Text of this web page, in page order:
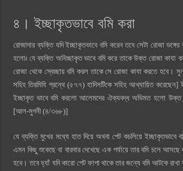
৪। ইচ্ছাকৃতভাবে বমি করা
রোজাদার ব্যক্তি যদি ইচ্ছাকৃতভাবে বমি করেন তবে সেটা রোজা
হলোঃ যে ব্যক্তি অনিচ্ছাকৃত ভাবে বমি করে তাকে উক্ত রোজা কাযা
রোজা থেকে স্বেচ্ছায় বমি করল তাকে সে রোজা কাযা করতে হবে।
সহিহ তিরমিযি গ্রন্থে (৫৭৭) হাদিসটিকে সহিহ আখ্যায়িত করেছেন]
ইচ্ছাকৃত ভাবে বমি করলো আলেমদের ঐক্যবদ্ধ অভিমত হলো উক্ত
[আল-মুগনী (৪/৩৬৮)]
যে ব্যক্তি মুখের মধ্যে হাত দিয়ে অথবা পেট কচলিয়ে ইচ্ছাকৃতভাবে
এমন কিছু শুকেছে বা বারবার দেখেছে এক পর্যায়ে তার বমি চলে
হবে। তবে হ্যাঁ যদি কারো পেট ফাপা থাকে তার জন্যে বমি আটকে